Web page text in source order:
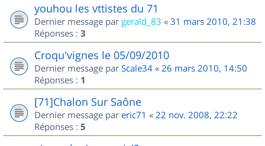
youhou les vttistes du 71
Dernier message par gerald_83 « 31 mars 2010, 21:38
Réponses : 3
Croqu'vignes le 05/09/2010
Dernier message par Scale34 « 26 mars 2010, 14:50
Réponses : 1
[71]Chalon Sur Saône
Dernier message par eric71 « 22 nov. 2008, 22:22
Réponses : 5